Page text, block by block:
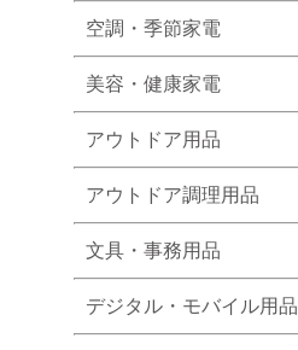
空調・季節家電
美容・健康家電
アウトドア用品
アウトドア調理用品
文具・事務用品
デジタル・モバイル用品